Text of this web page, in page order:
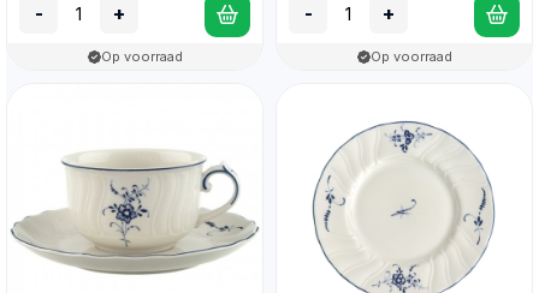
- +
Op voorraad
- +
Op voorraad